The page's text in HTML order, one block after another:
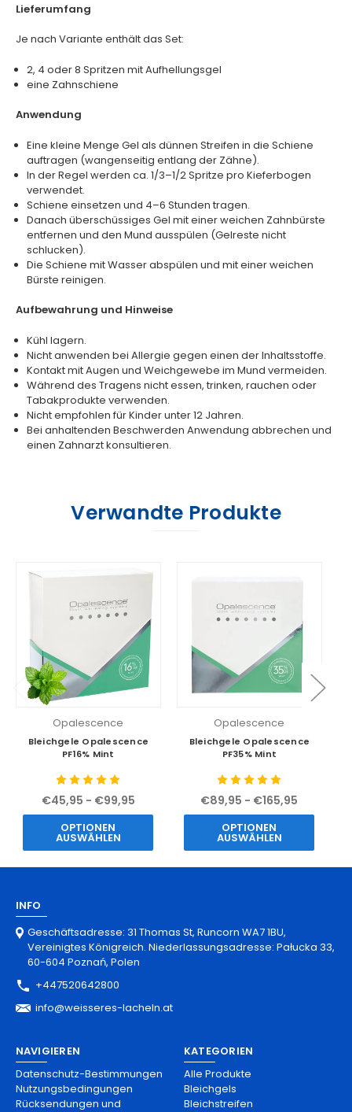
Lieferumfang
Je nach Variante enthält das Set:
2, 4 oder 8 Spritzen mit Aufhellungsgel
eine Zahnschiene
Anwendung
Eine kleine Menge Gel als dünnen Streifen in die Schiene
auftragen (wangenseitig entlang der Zähne).
In der Regel werden ca. 1/3–1/2 Spritze pro Kieferbogen
verwendet.
Schiene einsetzen und 4–6 Stunden tragen.
Danach überschüssiges Gel mit einer weichen Zahnbürste
entfernen und den Mund ausspülen (Gelreste nicht
schlucken).
Die Schiene mit Wasser abspülen und mit einer weichen
Bürste reinigen.
Aufbewahrung und Hinweise
Kühl lagern.
Nicht anwenden bei Allergie gegen einen der Inhaltsstoffe.
Kontakt mit Augen und Weichgewebe im Mund vermeiden.
Während des Tragens nicht essen, trinken, rauchen oder
Tabakprodukte verwenden.
Nicht empfohlen für Kinder unter 12 Jahren.
Bei anhaltenden Beschwerden Anwendung abbrechen und
einen Zahnarzt konsultieren.
Verwandte Produkte
Opalescence
Bleichgele Opalescence
PF16% Mint
€45,95 - €99,95
OPTIONEN
AUSWÄHLEN
Opalescence
Bleichgele Opalescence
PF35% Mint
€89,95 - €165,95
OPTIONEN
AUSWÄHLEN
INFO
Geschäftsadresse: 31 Thomas St, Runcorn WA7 1BU,
Vereinigtes Königreich. Niederlassungsadresse: Pałucka 33,
60-604 Poznań, Polen
+447520642800
info@weisseres-lacheln.at
NAVIGIEREN
Datenschutz-Bestimmungen
Nutzungsbedingungen
Rücksendungen und
KATEGORIEN
Alle Produkte
Bleichgels
Bleichstreifen